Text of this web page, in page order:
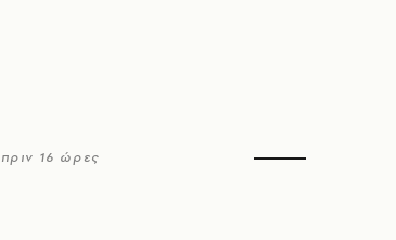
πριν 16 ώρες